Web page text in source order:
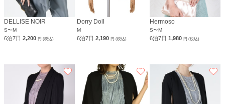
DELLISE NOIR
S〜M
6泊7日 2,200 円 (税込)
Dorry Doll
M
6泊7日2,190円 (税込)
Hermoso
S〜M
6泊7日1,980円 (税込)